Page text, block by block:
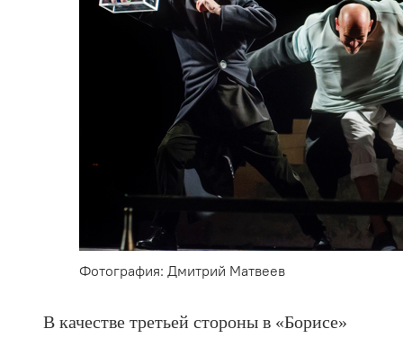
Фотография: Дмитрий Матвеев
В качестве третьей стороны в «Борисе»